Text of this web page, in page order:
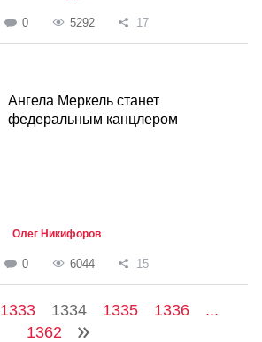
0 5292 17
Ангела Меркель станет
федеральным канцлером
Олег Никифоров
0 6044 15
1333 1334 1335 1336
...
1362